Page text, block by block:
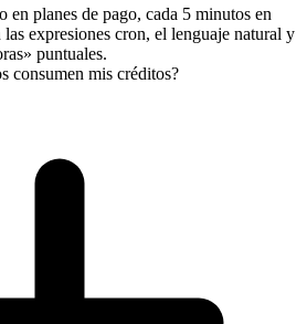
en planes de pago, cada 5 minutos en
expresiones cron, el lenguaje natural y
puntuales.
consumen mis créditos?